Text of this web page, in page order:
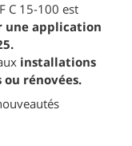
C 15-100 est
une application
installations
rénovées.